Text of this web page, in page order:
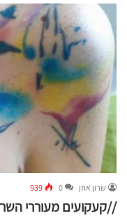
שרון אוזן 0
939
//קעקועים מעוררי